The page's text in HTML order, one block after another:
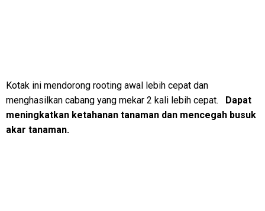
Kotak ini mendorong rooting awal lebih cepat dan
menghasilkan cabang yang mekar 2 kali lebih cepat. Dapat
meningkatkan ketahanan tanaman dan mencegah busuk
akar tanaman.